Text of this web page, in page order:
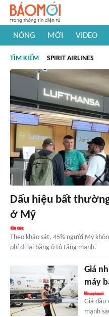
NÓNG MỚI VIDEO
#Khám phá thế giới
TÌM KIẾM SPIRIT AIRLINES
Dấu hiệu bất
ở Mỹ
Theo khảo sát, 45% người Mỹ
phí đi lại bằng ô tô tăng mạnh.
Giá
máy
Giá dầu
mạnh